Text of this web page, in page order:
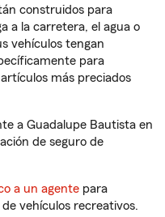
construidos para
a la carretera, el agua o
vehículos tengan
para
más preciados
a Guadalupe Bautista en
de seguro de
a un agente para
vehículos recreativos.